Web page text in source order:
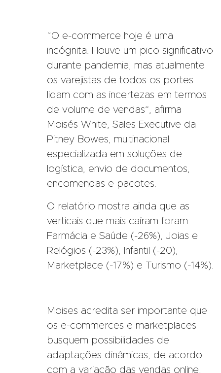
“O e-commerce hoje é uma
incógnita. Houve um pico significativo
durante pandemia, mas atualmente
os varejistas de todos os portes
lidam com as incertezas em termos
de volume de vendas”, afirma
Moisés White, Sales Executive da
Pitney Bowes, multinacional
especializada em soluções de
logística, envio de documentos,
encomendas e pacotes.
O relatório mostra ainda que as
verticais que mais caíram foram
Farmácia e Saúde (-26%), Joias e
Relógios (-23%), Infantil (-20),
Marketplace (-17%) e Turismo (-14%).
Moises acredita ser importante que
os e-commerces e marketplaces
busquem possibilidades de
adaptações dinâmicas, de acordo
com a variação das vendas online,